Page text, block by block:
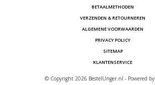
BETAALMETHODEN
VERZENDEN & RETOURNEREN
ALGEMENE VOORWAARDEN
PRIVACY POLICY
SITEMAP
KLANTENSERVICE
© Copyright 2026 BestelUnger.nl - Powered by